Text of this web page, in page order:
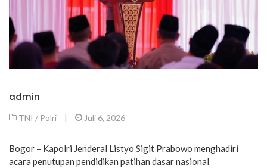
admin
TNI / Polri | Juli 6, 2026
Bogor – Kapolri Jenderal Listyo Sigit Prabowo menghadiri
acara penutupan pendidikan patihan dasar nasional